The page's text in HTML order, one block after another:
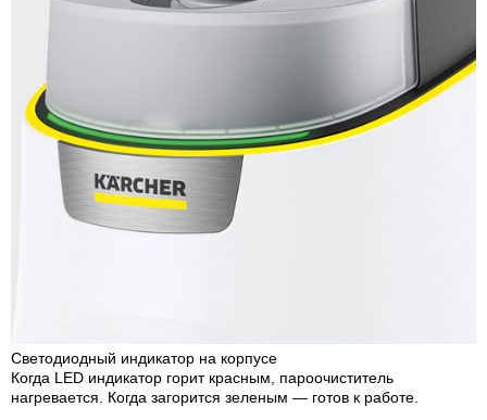
Светодиодный индикатор на корпусе
Когда LED индикатор горит красным, пароочиститель
нагревается. Когда загорится зеленым — готов к работе.